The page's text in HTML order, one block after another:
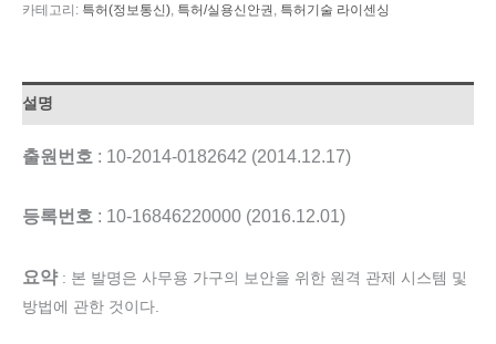
카테고리: 특허(정보통신) 특허/실용신안권 특허기술 라이센싱
설명
출원번호 : 10-2014-0182642 (2014.12.17)
등록번호 : 10-16846220000 (2016.12.01)
요약 : 본 발명은 사무용 가구의 보안을 위한 원격 관제 시스템 및
방법에 관한 것이다.